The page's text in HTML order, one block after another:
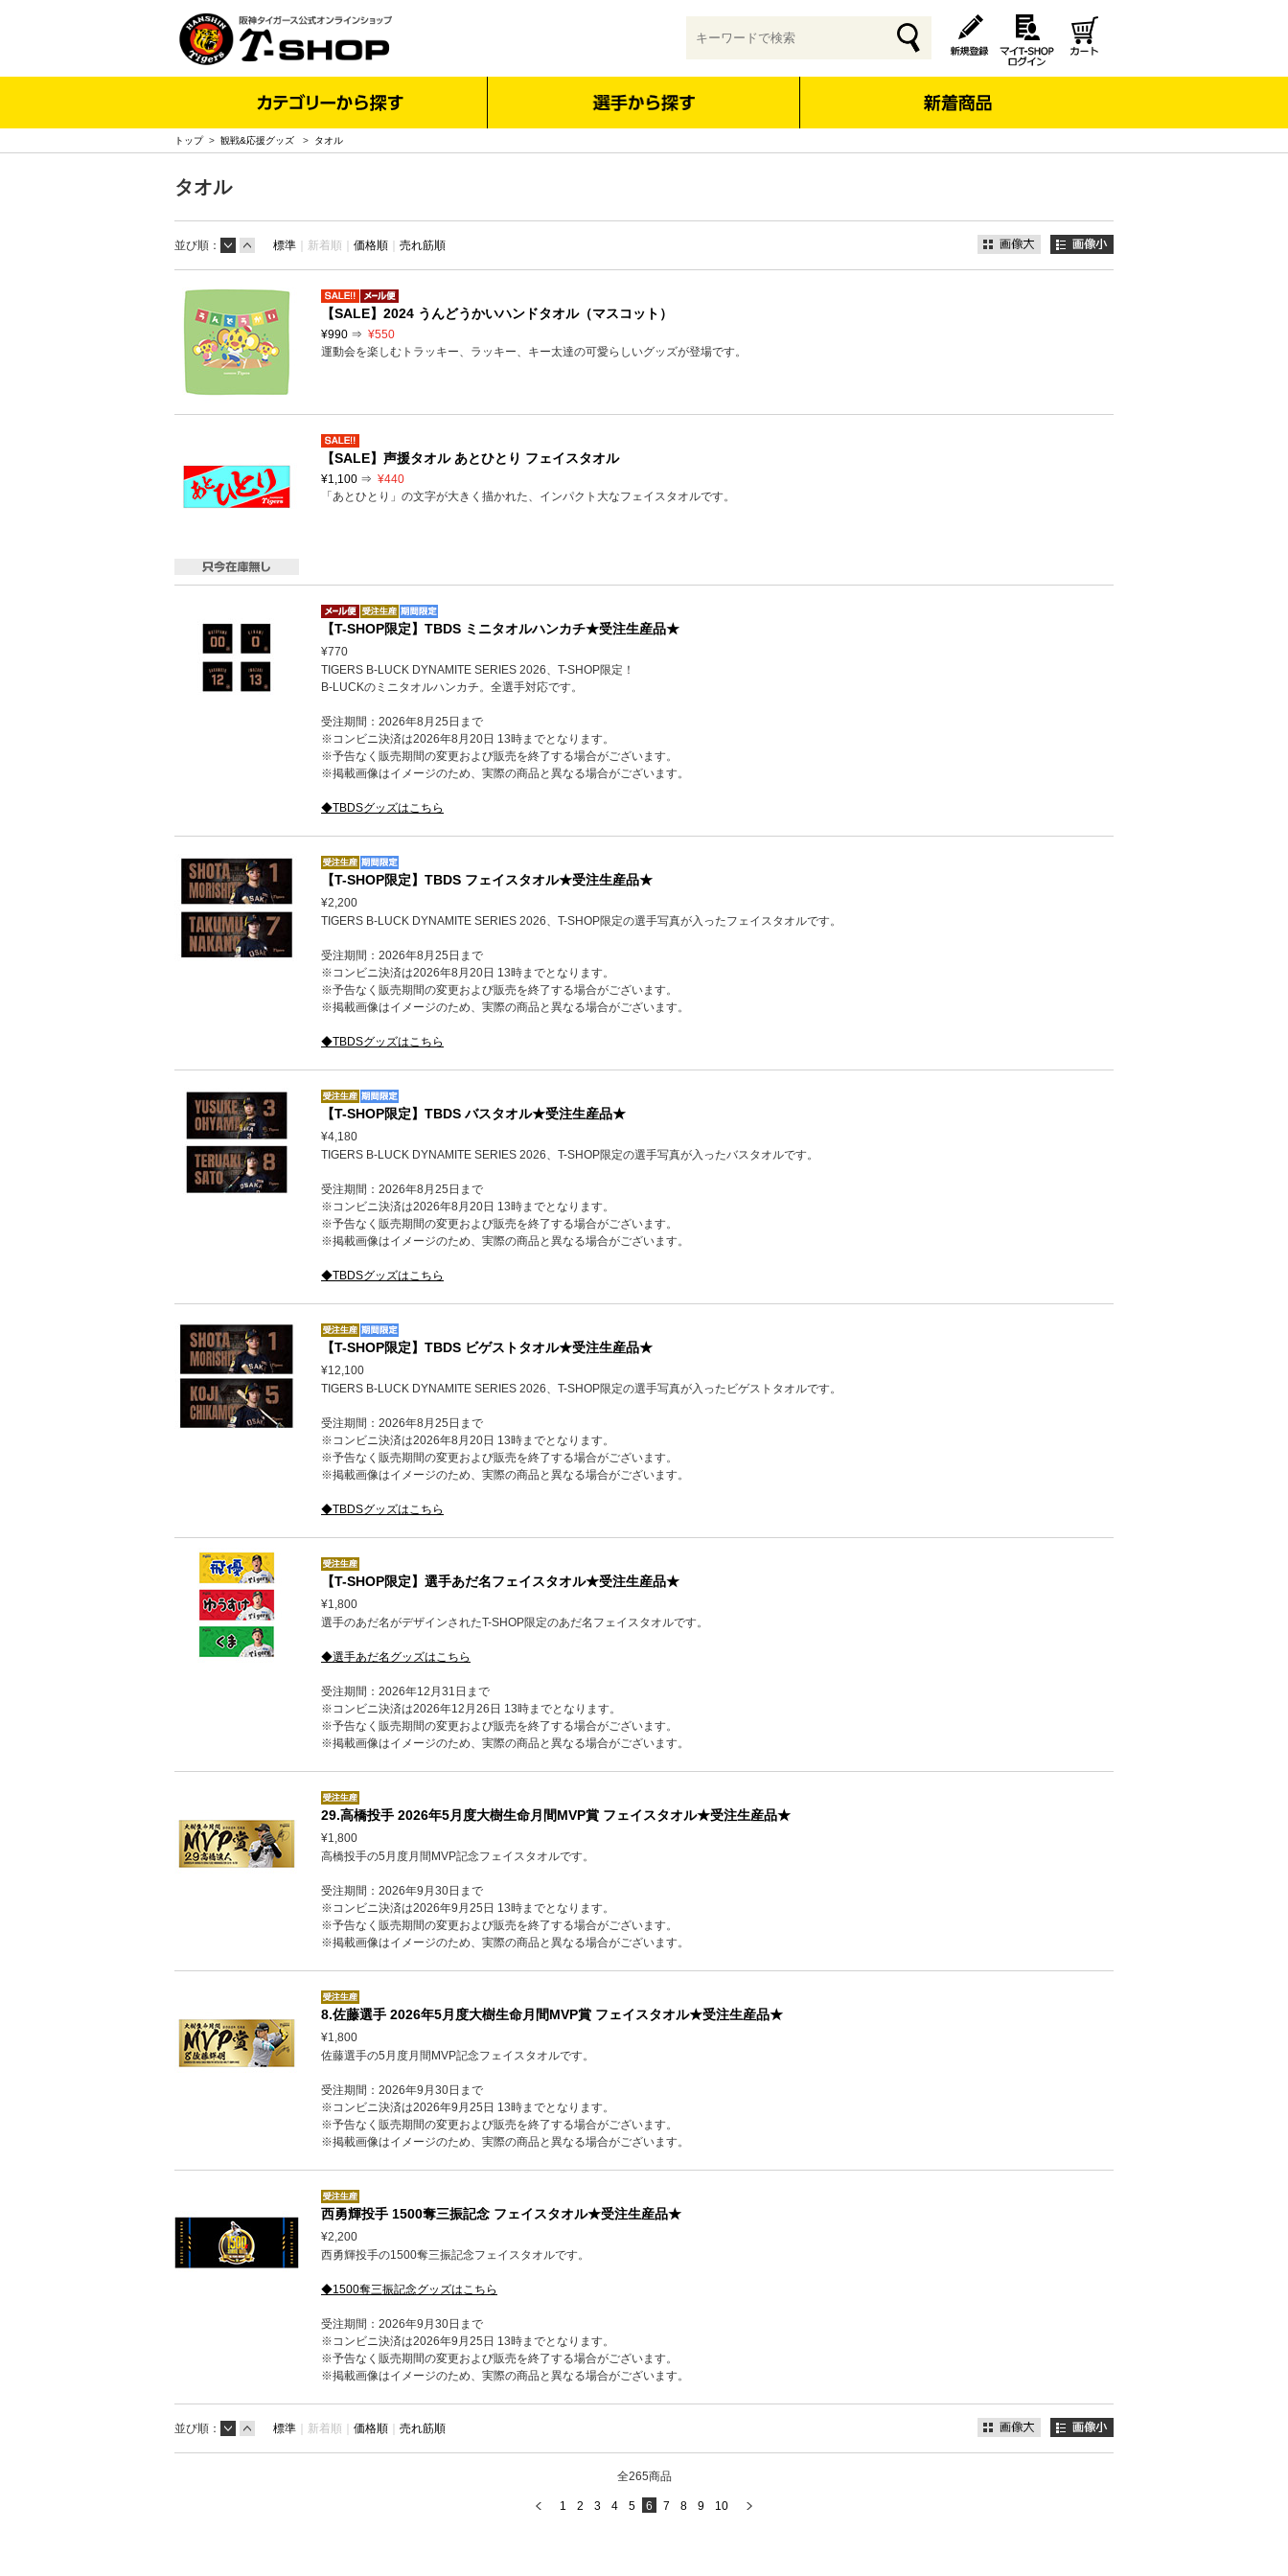
トップ> 観戦&応援グッズ > タオル
タオル
並び順： 標準 ｜ 新着順｜ 価格順 ｜ 売れ筋順
【SALE】2024 うんどうかいハンドタオル（マスコット）
¥990 ⇒ ¥550
運動会を楽しむトラッキー、ラッキー、キー太達の可愛らしいグッズが登場です。
【SALE】声援タオル あとひとり フェイスタオル
¥1,100 ⇒ ¥440
「あとひとり」の文字が大きく描かれた、インパクト大なフェイスタオルです。
【T-SHOP限定】TBDS ミニタオルハンカチ★受注生産品★
¥770
TIGERS B-LUCK DYNAMITE SERIES 2026、T-SHOP限定！
B-LUCKのミニタオルハンカチ。全選手対応です。
受注期間：2026年8月25日まで
※コンビニ決済は2026年8月20日 13時までとなります。
※予告なく販売期間の変更および販売を終了する場合がございます。
※掲載画像はイメージのため、実際の商品と異なる場合がございます。
◆TBDSグッズはこちら
【T-SHOP限定】TBDS フェイスタオル★受注生産品★
¥2,200
TIGERS B-LUCK DYNAMITE SERIES 2026、T-SHOP限定の選手写真が入ったフェイスタオルです。
受注期間：2026年8月25日まで
※コンビニ決済は2026年8月20日 13時までとなります。
※予告なく販売期間の変更および販売を終了する場合がございます。
※掲載画像はイメージのため、実際の商品と異なる場合がございます。
◆TBDSグッズはこちら
【T-SHOP限定】TBDS バスタオル★受注生産品★
¥4,180
TIGERS B-LUCK DYNAMITE SERIES 2026、T-SHOP限定の選手写真が入ったバスタオルです。
受注期間：2026年8月25日まで
※コンビニ決済は2026年8月20日 13時までとなります。
※予告なく販売期間の変更および販売を終了する場合がございます。
※掲載画像はイメージのため、実際の商品と異なる場合がございます。
◆TBDSグッズはこちら
【T-SHOP限定】TBDS ビゲストタオル★受注生産品★
¥12,100
TIGERS B-LUCK DYNAMITE SERIES 2026、T-SHOP限定の選手写真が入ったビゲストタオルです。
受注期間：2026年8月25日まで
※コンビニ決済は2026年8月20日 13時までとなります。
※予告なく販売期間の変更および販売を終了する場合がございます。
※掲載画像はイメージのため、実際の商品と異なる場合がございます。
◆TBDSグッズはこちら
【T-SHOP限定】選手あだ名フェイスタオル★受注生産品★
¥1,800
選手のあだ名がデザインされたT-SHOP限定のあだ名フェイスタオルです。
◆選手あだ名グッズはこちら
受注期間：2026年12月31日まで
※コンビニ決済は2026年12月26日 13時までとなります。
※予告なく販売期間の変更および販売を終了する場合がございます。
※掲載画像はイメージのため、実際の商品と異なる場合がございます。
29.高橋投手 2026年5月度大樹生命月間MVP賞 フェイスタオル★受注生産品★
¥1,800
高橋投手の5月度月間MVP記念フェイスタオルです。
受注期間：2026年9月30日まで
※コンビニ決済は2026年9月25日 13時までとなります。
※予告なく販売期間の変更および販売を終了する場合がございます。
※掲載画像はイメージのため、実際の商品と異なる場合がございます。
8.佐藤選手 2026年5月度大樹生命月間MVP賞 フェイスタオル★受注生産品★
¥1,800
佐藤選手の5月度月間MVP記念フェイスタオルです。
受注期間：2026年9月30日まで
※コンビニ決済は2026年9月25日 13時までとなります。
※予告なく販売期間の変更および販売を終了する場合がございます。
※掲載画像はイメージのため、実際の商品と異なる場合がございます。
西勇輝投手 1500奪三振記念 フェイスタオル★受注生産品★
¥2,200
西勇輝投手の1500奪三振記念フェイスタオルです。
◆1500奪三振記念グッズはこちら
受注期間：2026年9月30日まで
※コンビニ決済は2026年9月25日 13時までとなります。
※予告なく販売期間の変更および販売を終了する場合がございます。
※掲載画像はイメージのため、実際の商品と異なる場合がございます。
並び順： 標準 ｜ 新着順｜ 価格順 ｜ 売れ筋順
全265商品
1 2 3 4 5 6 7 8 9 10